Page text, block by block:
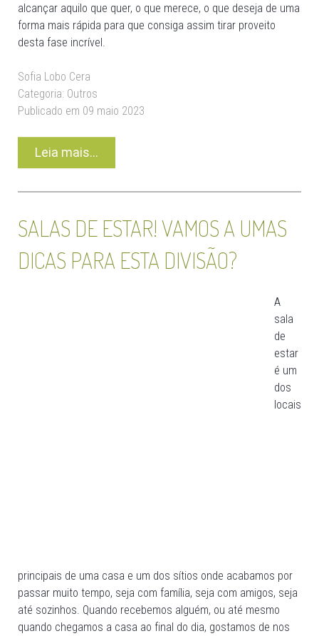
alcançar aquilo que quer, o que merece, o que deseja de uma
forma mais rápida para que consiga assim tirar proveito
desta fase incrível.
Sofia Lobo Cera
Categoria: Outros
Publicado em 09 maio 2023
Leia mais...
SALAS DE ESTAR! VAMOS A UMAS
DICAS PARA ESTA DIVISÃO?
A
sala
de
estar
é um
dos
locais
principais de uma casa e um dos sítios onde acabamos por
passar muito tempo, seja com família, seja com amigos, seja
até sozinhos. Quando recebemos alguém, ou até mesmo
quando chegamos a casa ao final do dia, gostamos de nos